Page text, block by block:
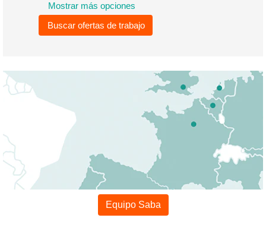
Mostrar más opciones
Equipo Saba